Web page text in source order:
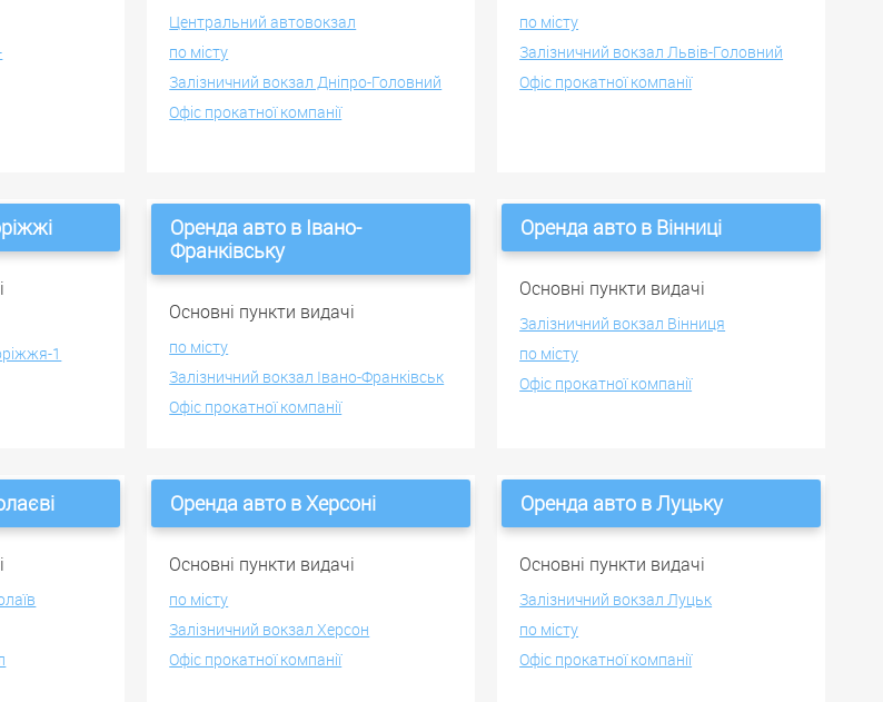
Центральний автовокзал
по місту
Залізничний вокзал Дніпро-Головний
Офіс прокатної компанії
по місту
Залізничний вокзал Львів-Головний
Офіс прокатної компанії
1
Оренда авто в Івано-
Франківську
Основні пункти видачі
по місту
Залізничний вокзал Івано-Франківськ
Офіс прокатної компанії
Оренда авто в Вінниці
Основні пункти видачі
Залізничний вокзал Вінниця
по місту
Офіс прокатної компанії
Оренда авто в Херсоні
Основні пункти видачі
по місту
Залізничний вокзал Херсон
Офіс прокатної компанії
Оренда авто в Луцьку
Основні пункти видачі
Залізничний вокзал Луцьк
по місту
Офіс прокатної компанії